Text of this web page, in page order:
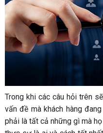
Trong khi các câu hỏi trên
vấn đề mà khách hàng
phải là tất cả những gì mà